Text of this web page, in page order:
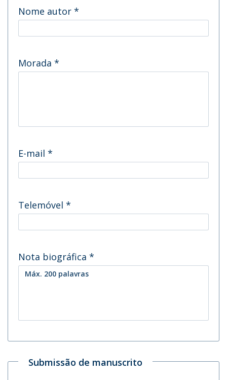
Nome autor *
Morada *
E-mail *
Telemóvel *
Nota biográfica *
Submissão de manuscrito